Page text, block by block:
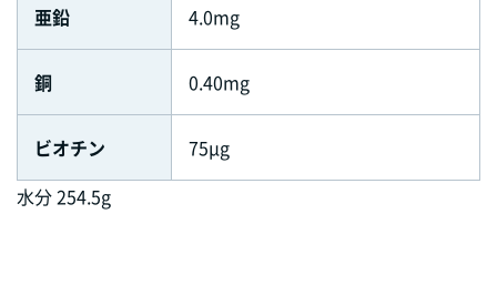
亜鉛 4.0mg
銅 0.40mg
ビオチン
75μg
水分 254.5g